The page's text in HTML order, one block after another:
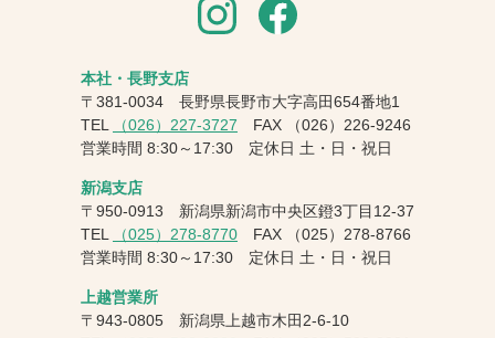
本社・長野支店
〒381-0034 長野県長野市大字高田654番地1
TEL
（026）227-3727 FAX
（026）226-9246
営業時間 8:30～17:30 定休日 土・日・祝日
新潟支店
〒950-0913 新潟県新潟市中央区鐙3丁目12-37
TEL
（025）278-8770 FAX
（025）278-8766
営業時間 8:30～17:30 定休日 土・日・祝日
上越営業所
〒943-0805 新潟県上越市木田2-6-10